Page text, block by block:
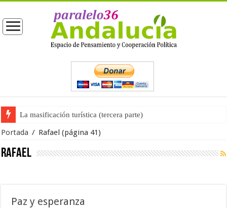
La masificación turística (tercera parte)
La opinión pública ante las próximas elecciones generales
Portada / Rafael (página 41)
Rafael
Paz y esperanza